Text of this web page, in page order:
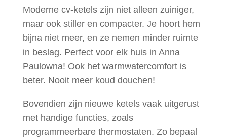
Moderne cv-ketels zijn niet alleen zuiniger,
maar ook stiller en compacter. Je hoort hem
bijna niet meer, en ze nemen minder ruimte
in beslag. Perfect voor elk huis in Anna
Paulowna! Ook het warmwatercomfort is
beter. Nooit meer koud douchen!
Bovendien zijn nieuwe ketels vaak uitgerust
met handige functies, zoals
programmeerbare thermostaten. Zo bepaal